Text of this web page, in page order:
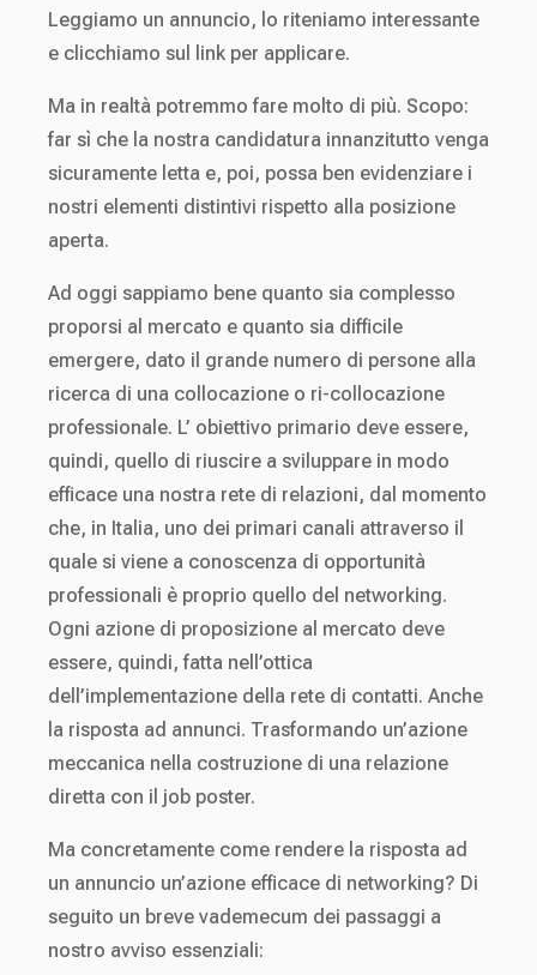
Leggiamo un annuncio, lo riteniamo interessante
e clicchiamo sul link per applicare.
Ma in realtà potremmo fare molto di più. Scopo:
far sì che la nostra candidatura innanzitutto venga
sicuramente letta e, poi, possa ben evidenziare i
nostri elementi distintivi rispetto alla posizione
aperta.
Ad oggi sappiamo bene quanto sia complesso
proporsi al mercato e quanto sia difficile
emergere, dato il grande numero di persone alla
ricerca di una collocazione o ri-collocazione
professionale. L’ obiettivo primario deve essere,
quindi, quello di riuscire a sviluppare in modo
efficace una nostra rete di relazioni, dal momento
che, in Italia, uno dei primari canali attraverso il
quale si viene a conoscenza di opportunità
professionali è proprio quello del networking.
Ogni azione di proposizione al mercato deve
essere, quindi, fatta nell’ottica
dell’implementazione della rete di contatti. Anche
la risposta ad annunci. Trasformando un’azione
meccanica nella costruzione di una relazione
diretta con il job poster.
Ma concretamente come rendere la risposta ad
un annuncio un’azione efficace di networking? Di
seguito un breve vademecum dei passaggi a
nostro avviso essenziali: